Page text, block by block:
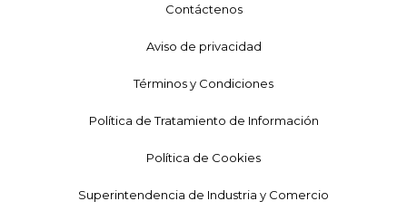
Contáctenos
Aviso de privacidad
Términos y Condiciones
Política de Tratamiento de Información
Política de Cookies
Superintendencia de Industria y Comercio